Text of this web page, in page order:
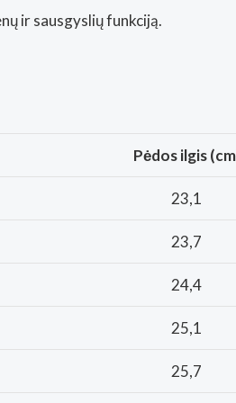
ir sausgyslių funkciją.
Pėdos ilgis
23,1
23,7
24,4
25,1
25,7